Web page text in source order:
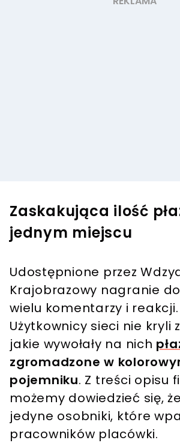
Zaskakująca ilość
jednym miejscu
Udostępnione przez
Krajobrazowy nagranie
wielu komentarzy i reakcji.
Użytkownicy sieci nie kryli
jakie wywołały na nich
zgromadzone w
pojemniku. Z treści opisu
możemy dowiedzieć się,
jedyne osobniki, które
pracowników placówki.